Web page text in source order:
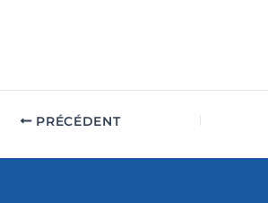
PRÉCÉDENT